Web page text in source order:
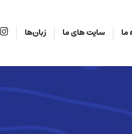
ما سایت های ما زبان‌ها